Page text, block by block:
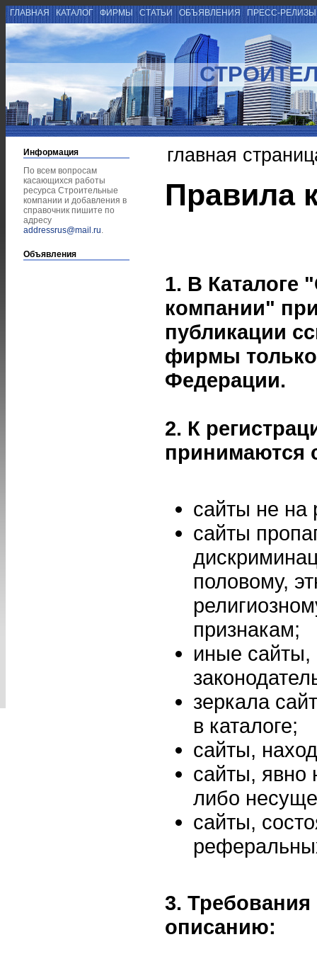
ГЛАВНАЯ КАТАЛОГ ФИРМЫ СТАТЬИ ОБЪЯВЛЕНИЯ ПРЕСС-
Информация
По всем вопросам
касающихся работы
ресурса Строительные
компании и добавления в
справочник пишите по
адресу
addressrus@mail.ru.
Объявления
главная
Правила
1. В Каталоге
компании"
публикации
фирмы только
Федерации.
2. К
принимаются
сайты не на
сайты
половому,
признакам;
иные
зеркала
в каталоге;
сайты,
сайты, явно
либо
сайты,
3.
описанию: